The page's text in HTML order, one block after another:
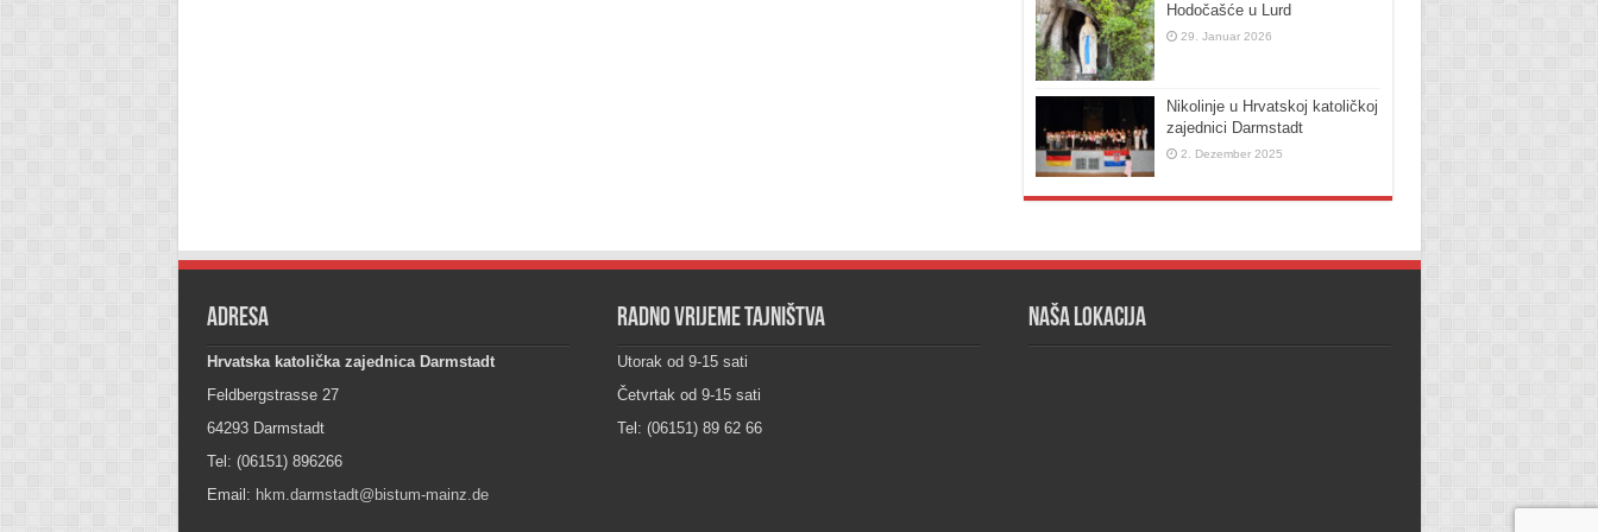
Hodočašće u Lurd
29. Januar 2026
Nikolinje u Hrvatskoj katoličkoj
zajednici Darmstadt
2. Dezember 2025
Adresa
Hrvatska katolička zajednica Darmstadt
Feldbergstrasse 27
64293 Darmstadt
Tel: (06151) 896266
Email: hkm.darmstadt@bistum-mainz.de
Radno vrijeme tajništva
Utorak od 9-15 sati
Četvrtak od 9-15 sati
Tel: (06151) 89 62 66
Naša lokacija